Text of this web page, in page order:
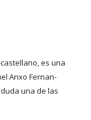
es una
Anxo Fernan-
una de las